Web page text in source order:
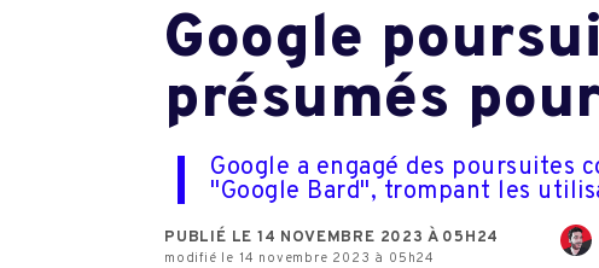
Google
présumés
Google a engagé des
"Google Bard", trompant les
PUBLIÉ LE 14 NOVEMBRE 2023 À 05H24
modifié le 14 novembre 2023 à 05h24